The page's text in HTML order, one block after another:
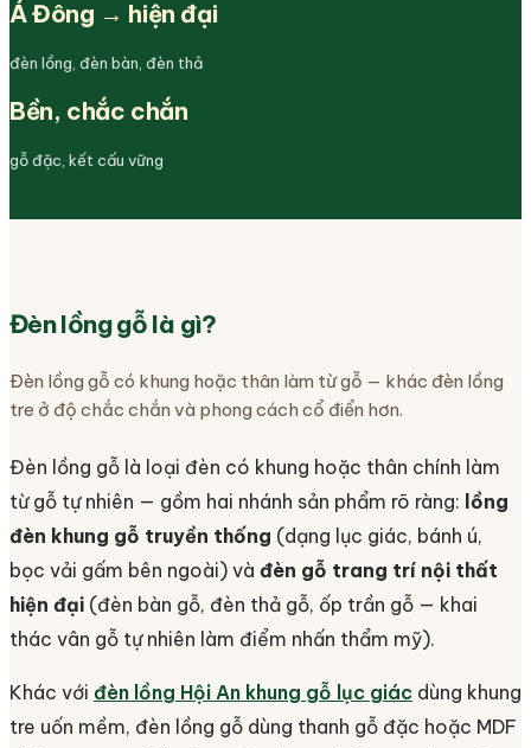
Á Đông → hiện đại
đèn lồng, đèn bàn, đèn thả
Bền, chắc chắn
gỗ đặc, kết cấu vững
Đèn lồng gỗ là gì?
Đèn lồng gỗ có khung hoặc thân làm từ gỗ — khác đèn lồng
tre ở độ chắc chắn và phong cách cổ điển hơn.
Đèn lồng gỗ là loại đèn có khung hoặc thân chính làm
từ gỗ tự nhiên — gồm hai nhánh sản phẩm rõ ràng: lồng
đèn khung gỗ truyền thống (dạng lục giác, bánh ú,
bọc vải gấm bên ngoài) và đèn gỗ trang trí nội thất
hiện đại (đèn bàn gỗ, đèn thả gỗ, ốp trần gỗ — khai
thác vân gỗ tự nhiên làm điểm nhấn thẩm mỹ).
Khác với đèn lồng Hội An khung gỗ lục giác dùng khung
tre uốn mềm, đèn lồng gỗ dùng thanh gỗ đặc hoặc MDF